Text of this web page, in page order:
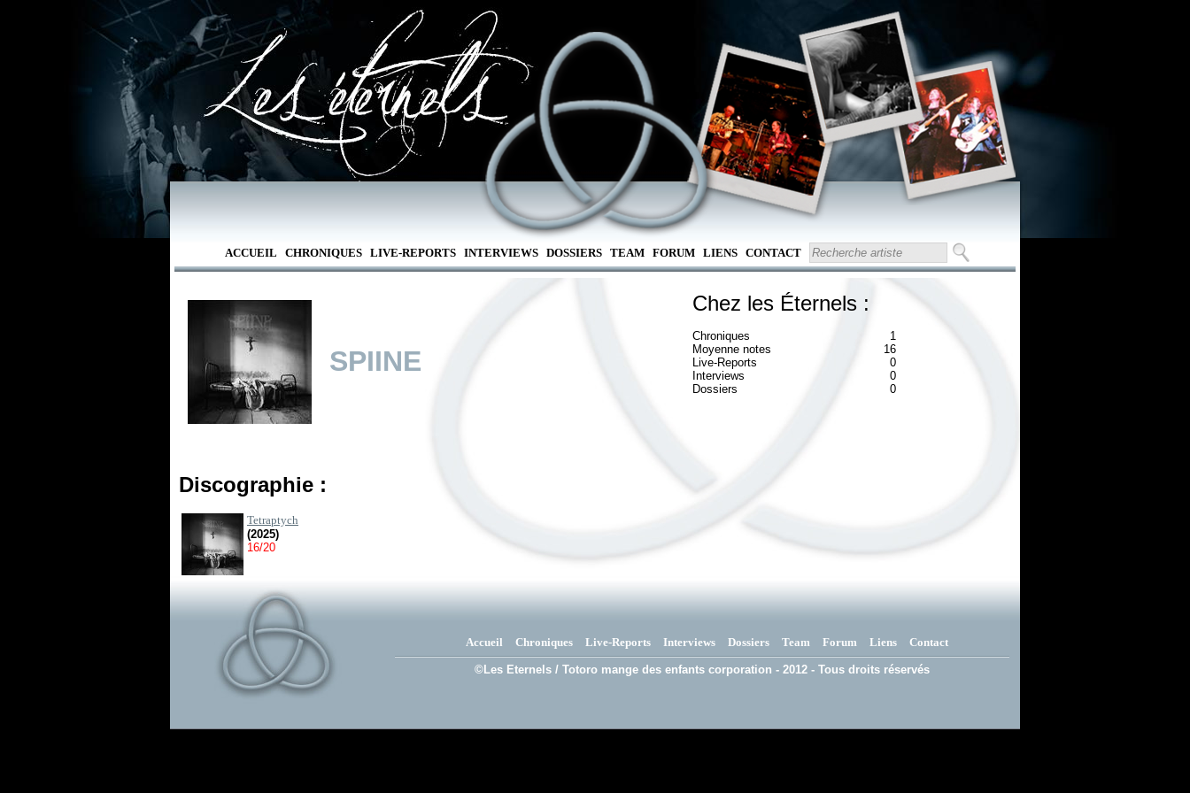
ACCUEIL CHRONIQUES LIVE-REPORTS INTERVIEWS DOSSIERS TEAM FORUM LIENS CONTACT
SPIINE
Chez les Éternels :
Chroniques
1
Moyenne notes
16
Live-Reports
0
Interviews
0
Dossiers
0
Discographie :
Tetraptych
(2025)
16/20
Accueil Chroniques Live-Reports Interviews Dossiers Team Forum Liens Contact
©Les Eternels / Totoro mange des enfants corporation - 2012 - Tous droits réservés